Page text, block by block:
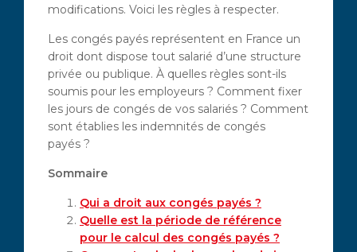
modifications. Voici les règles à respecter.
Les congés payés représentent en France un
droit dont dispose tout salarié d’une structure
privée ou publique. À quelles règles sont-ils
soumis pour les employeurs ? Comment fixer
les jours de congés de vos salariés ? Comment
sont établies les indemnités de congés
payés ?
Sommaire
Qui a droit aux congés payés ?
Quelle est la période de référence
pour le calcul des congés payés ?